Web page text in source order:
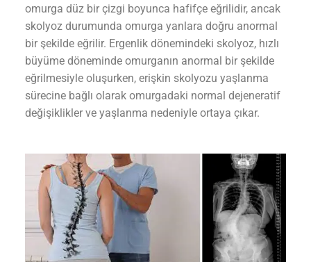
omurga düz bir çizgi boyunca hafifçe eğrilidir, ancak
skolyoz durumunda omurga yanlara doğru anormal
bir şekilde eğrilir. Ergenlik dönemindeki skolyoz, hızlı
büyüme döneminde omurganın anormal bir şekilde
eğrilmesiyle oluşurken, erişkin skolyozu yaşlanma
sürecine bağlı olarak omurgadaki normal dejeneratif
değişiklikler ve yaşlanma nedeniyle ortaya çıkar.